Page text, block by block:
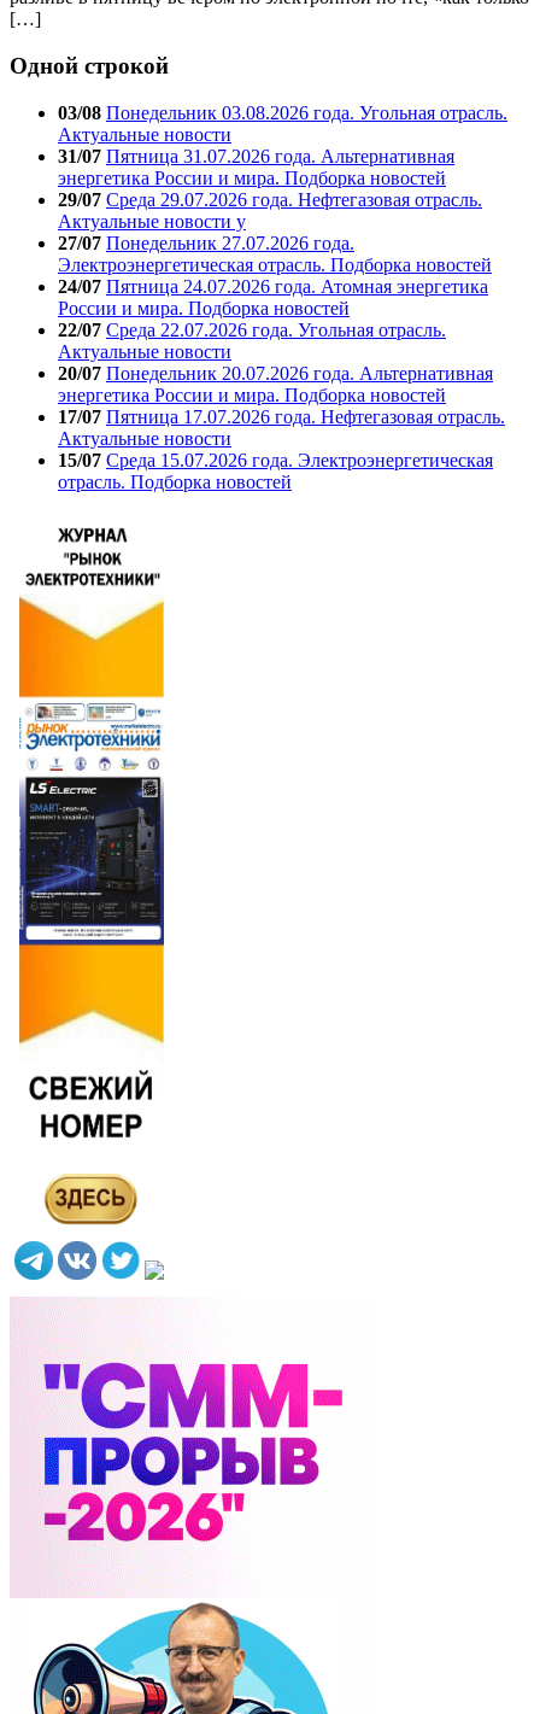
[…]
Одной строкой
03/08 Понедельник 03.08.2026 года. Угольная отрасль.
Актуальные новости
31/07 Пятница 31.07.2026 года. Альтернативная
энергетика России и мира. Подборка новостей
29/07 Среда 29.07.2026 года. Нефтегазовая отрасль.
Актуальные новости у
27/07 Понедельник 27.07.2026 года.
Электроэнергетическая отрасль. Подборка новостей
24/07 Пятница 24.07.2026 года. Атомная энергетика
России и мира. Подборка новостей
22/07 Среда 22.07.2026 года. Угольная отрасль.
Актуальные новости
20/07 Понедельник 20.07.2026 года. Альтернативная
энергетика России и мира. Подборка новостей
17/07 Пятница 17.07.2026 года. Нефтегазовая отрасль.
Актуальные новости
15/07 Среда 15.07.2026 года. Электроэнергетическая
отрасль. Подборка новостей